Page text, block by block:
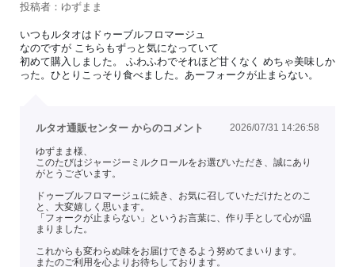
投稿者：ゆずまま
いつもルタオはドゥーブルフロマージュ
なのですが こちらもずっと気になっていて
初めて購入しました。 ふわふわでそれほど甘くなく めちゃ美味しか
った。ひとりこっそり食べました。あーフォークが止まらない。
ルタオ通販センター からのコメント 2026/07/31 14:26:58
ゆずまま様、
このたびはジャージーミルクロールをお選びいただき、誠にあり
がとうございます。
ドゥーブルフロマージュに続き、お気に召していただけたとのこ
と、大変嬉しく思います。
「フォークが止まらない」というお言葉に、作り手として心が温
まりました。
これからも変わらぬ味をお届けできるよう努めてまいります。
またのご利用を心よりお待ちしております。